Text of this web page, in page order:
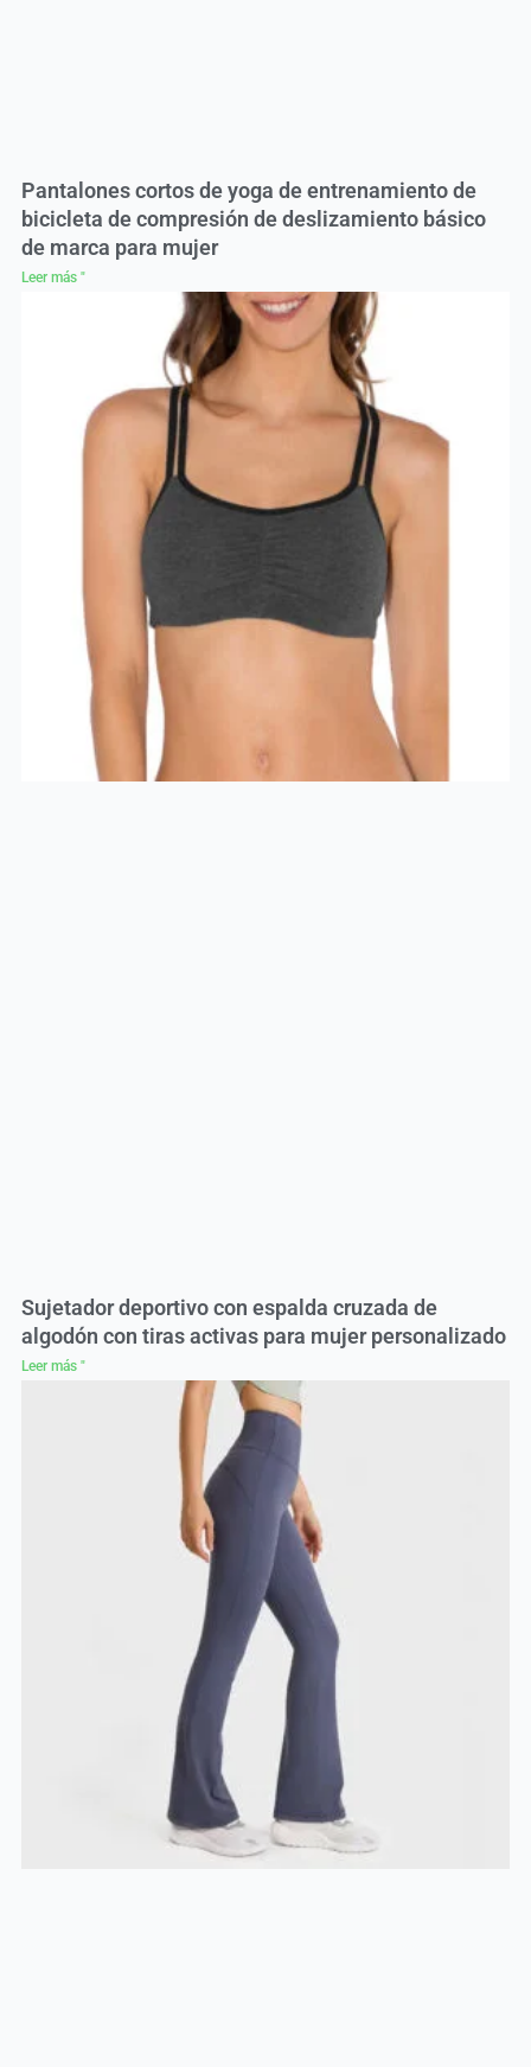
Pantalones cortos de yoga de entrenamiento de
bicicleta de compresión de deslizamiento básico
de marca para mujer
Leer más "
Sujetador deportivo con espalda cruzada de
algodón con tiras activas para mujer personalizado
Leer más "